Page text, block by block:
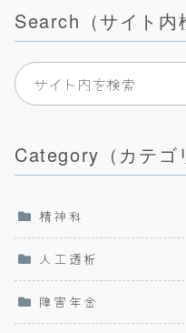
Search（サイト内
Category（カテゴ
精神科
人工透析
障害年金